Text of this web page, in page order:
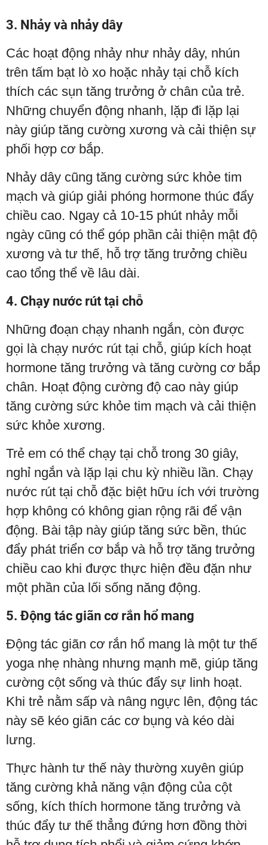
3. Nhảy và nhảy dây
Các hoạt động nhảy như nhảy dây, nhún
trên tấm bạt lò xo hoặc nhảy tại chỗ kích
thích các sụn tăng trưởng ở chân của trẻ.
Những chuyển động nhanh, lặp đi lặp lại
này giúp tăng cường xương và cải thiện sự
phối hợp cơ bắp.
Nhảy dây cũng tăng cường sức khỏe tim
mạch và giúp giải phóng hormone thúc đẩy
chiều cao. Ngay cả 10-15 phút nhảy mỗi
ngày cũng có thể góp phần cải thiện mật độ
xương và tư thế, hỗ trợ tăng trưởng chiều
cao tổng thể về lâu dài.
4. Chạy nước rút tại chỗ
Những đoạn chạy nhanh ngắn, còn được
gọi là chạy nước rút tại chỗ, giúp kích hoạt
hormone tăng trưởng và tăng cường cơ bắp
chân. Hoạt động cường độ cao này giúp
tăng cường sức khỏe tim mạch và cải thiện
sức khỏe xương.
Trẻ em có thể chạy tại chỗ trong 30 giây,
nghỉ ngắn và lặp lại chu kỳ nhiều lần. Chạy
nước rút tại chỗ đặc biệt hữu ích với trường
hợp không có không gian rộng rãi để vận
động. Bài tập này giúp tăng sức bền, thúc
đẩy phát triển cơ bắp và hỗ trợ tăng trưởng
chiều cao khi được thực hiện đều đặn như
một phần của lối sống năng động.
5. Động tác giãn cơ rắn hổ mang
Động tác giãn cơ rắn hổ mang là một tư thế
yoga nhẹ nhàng nhưng mạnh mẽ, giúp tăng
cường cột sống và thúc đẩy sự linh hoạt.
Khi trẻ nằm sấp và nâng ngực lên, động tác
này sẽ kéo giãn các cơ bụng và kéo dài
lưng.
Thực hành tư thế này thường xuyên giúp
tăng cường khả năng vận động của cột
sống, kích thích hormone tăng trưởng và
thúc đẩy tư thế thẳng đứng hơn đồng thời